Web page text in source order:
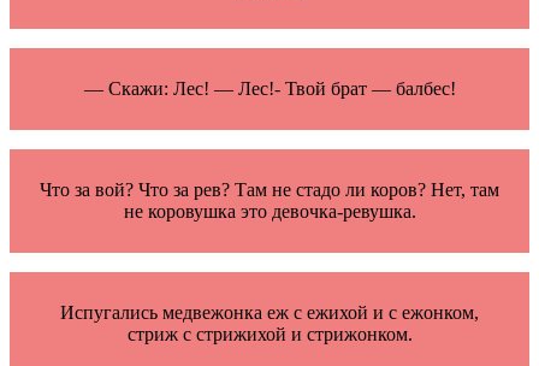
— Скажи: Лес! — Лес!- Твой брат — балбес!
Что за вой? Что за рев? Там не стадо ли коров? Нет, там
не коровушка это девочка-ревушка.
Испугались медвежонка еж с ежихой и с ежонком,
стриж с стрижихой и стрижонком.